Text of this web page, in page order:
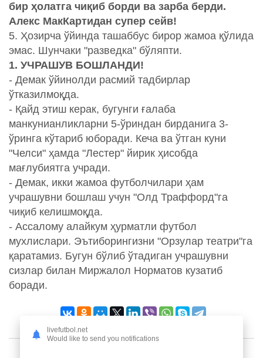
бир ҳолатга чиқиб борди ва зарба берди.
Алекс МакКартидан супер сейв!
5. Ҳозирча ўйинда ташаббус бирор жамоа қўлида
эмас. Шунчаки "разведка" бўляпти.
1. УЧРАШУВ БОШЛАНДИ!
- Демак ўйинолди расмий тадбирлар
ўтказилмоқда.
- Қайд этиш керак, бугунги ғалаба
манкунианликларни 5-ўриндан бирданига 3-
ўринга кўтариб юборади. Кеча ва ўтган куни
"Челси" ҳамда "Лестер" йирик ҳисобда
мағлубиятга учради.
- Демак, икки жамоа футболчилари ҳам
учрашувни бошлаш учун "Олд Траффорд"га
чиқиб келишмоқда.
- Ассалому алайкум ҳурматли футбол
мухлислари. Эътиборингизни "Орзулар театри"га
қаратамиз. Бугун бўлиб ўтадиган учрашувни
сизлар билан Миржалол Норматов кузатиб
боради.
livefutbol.net
Would like to send you notifications